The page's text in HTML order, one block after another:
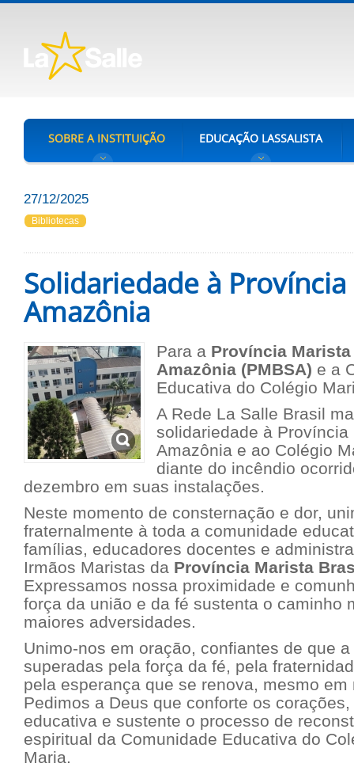
SOBRE A INSTITUIÇÃO EDUCAÇÃO LASSALISTA
27/12/2025
Bibliotecas
Solidariedade à
Amazônia
Para a Província
Amazônia (PMBSA) e a
Educativa do Colégio
A Rede La Salle Brasil
solidariedade à
Amazônia e ao Colégio
diante do incêndio
dezembro em suas instalações.
Neste momento de consternação e dor,
fraternalmente à toda a comunidade
famílias, educadores docentes e
Irmãos Maristas da Província Marista
Expressamos nossa proximidade e
força da união e da fé sustenta o caminho
maiores adversidades.
Unimo-nos em oração, confiantes de que
superadas pela força da fé, pela
pela esperança que se renova, mesmo
Pedimos a Deus que conforte os
educativa e sustente o processo de
espiritual da Comunidade Educativa do
Maria.